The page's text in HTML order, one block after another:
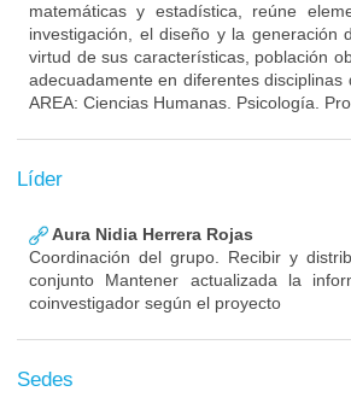
matemáticas y estadística, reúne
investigación, el diseño y la generación
virtud de sus características, población
adecuadamente en diferentes
AREA: Ciencias Humanas. Psicología.
Líder
Aura Nidia Herrera Rojas
Coordinación del grupo. Recibir y
conjunto Mantener actualizada la
coinvestigador según el proyecto
Sedes